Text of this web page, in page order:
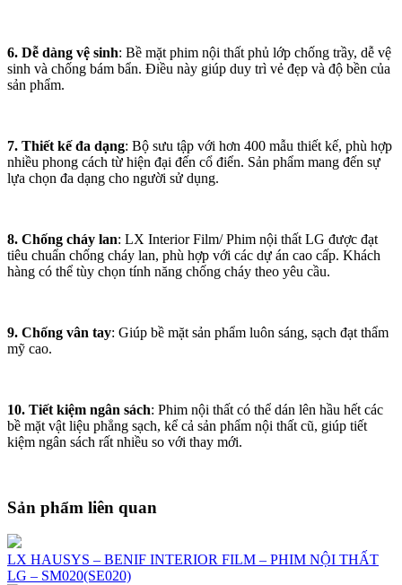
6. Dễ dàng vệ sinh: Bề mặt phim nội thất phủ lớp chống trầy, dễ vệ
sinh và chống bám bẩn. Điều này giúp duy trì vẻ đẹp và độ bền của
sản phẩm.
7. Thiết kế đa dạng: Bộ sưu tập với hơn 400 mẫu thiết kế, phù hợp
nhiều phong cách từ hiện đại đến cổ điển. Sản phẩm mang đến sự
lựa chọn đa dạng cho người sử dụng.
8. Chống cháy lan: LX Interior Film/ Phim nội thất LG được đạt
tiêu chuẩn chống cháy lan, phù hợp với các dự án cao cấp. Khách
hàng có thể tùy chọn tính năng chống cháy theo yêu cầu.
9. Chống vân tay: Giúp bề mặt sản phẩm luôn sáng, sạch đạt thẩm
mỹ cao.
10. Tiết kiệm ngân sách: Phim nội thất có thể dán lên hầu hết các
bề mặt vật liệu phẳng sạch, kể cả sản phẩm nội thất cũ, giúp tiết
kiệm ngân sách rất nhiều so với thay mới.
Sản phẩm liên quan
LX HAUSYS – BENIF INTERIOR FILM – PHIM NỘI THẤT
LG – SM020(SE020)